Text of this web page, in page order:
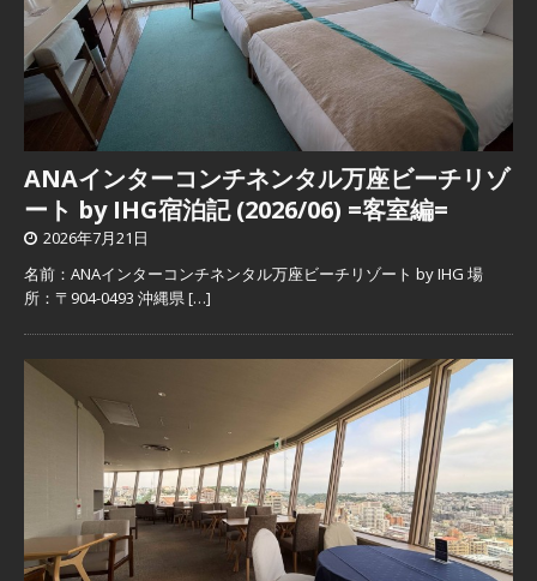
ANAインターコンチネンタル万座ビーチリゾ
ート by IHG宿泊記 (2026/06) =客室編=
2026年7月21日
名前：ANAインターコンチネンタル万座ビーチリゾート by IHG 場
所：〒904-0493 沖縄県[…]